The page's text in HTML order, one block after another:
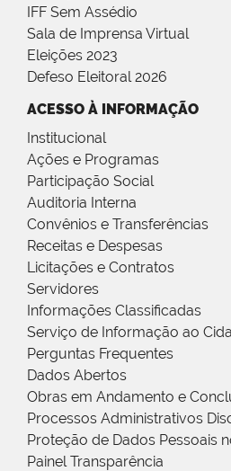
IFF Sem Assédio
Sala de Imprensa Virtual
Eleições 2023
Defeso Eleitoral 2026
ACESSO À INFORMAÇÃO
Institucional
Ações e Programas
Participação Social
Auditoria Interna
Convênios e Transferências
Receitas e Despesas
Licitações e Contratos
Servidores
Informações Classificadas
Serviço de Informação ao
Perguntas Frequentes
Dados Abertos
Obras em Andamento e
Processos Administrativos
Proteção de Dados Pessoais
Painel Transparência